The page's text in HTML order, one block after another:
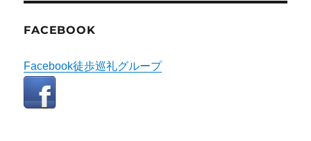
FACEBOOK
Facebook徒歩巡礼グループ